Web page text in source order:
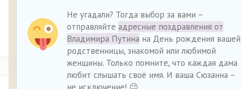
Не угадали? Тогда выбор за вами –
отправляйте адресные поздравления от
Владимира Путина на День рождения вашей
родственницы, знакомой или любимой
женщины. Только помните, что каждая дама
любит слышать своё имя. И ваша Сюзанна –
не исключение! 😉